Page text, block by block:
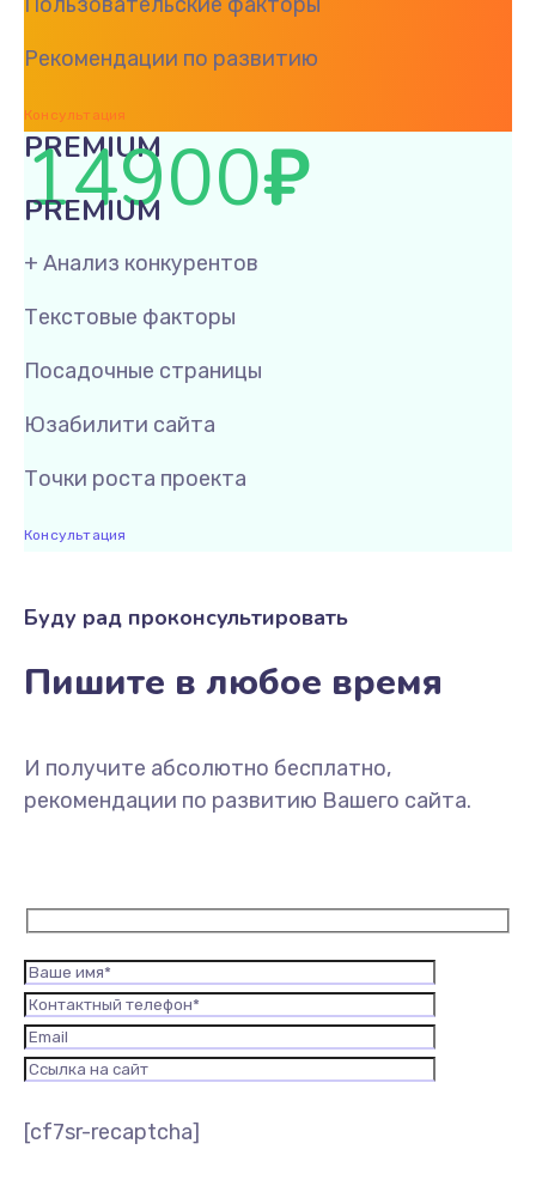
Рекомендации по развитию
Консультация
PREMIUM
14900₽
PREMIUM
+ Анализ конкурентов
Текстовые факторы
Посадочные страницы
Юзабилити сайта
Точки роста проекта
Консультация
Буду рад проконсультировать
Пишите в любое время
И получите абсолютно бесплатно,
рекомендации по развитию Вашего сайта.
[cf7sr-recaptcha]